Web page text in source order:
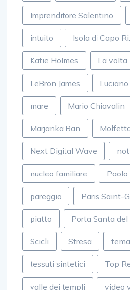
Imprenditore Salentino
intuito Isola di Capo
Katie Holmes La volta
LeBron James
mare Mario Chiavalin
Marjanka Ban Molfetta
Next Digital Wave
nucleo familiare Paolo
pareggio Paris Saint-
piatto Porta Santa del
Scicli Stresa
tessuti sintetici Top
valle dei templi video